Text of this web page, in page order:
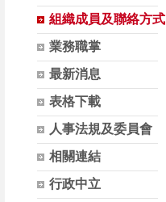
組織成員及聯絡方式
業務職掌
最新消息
表格下載
人事法規及委員會
相關連結
行政中立